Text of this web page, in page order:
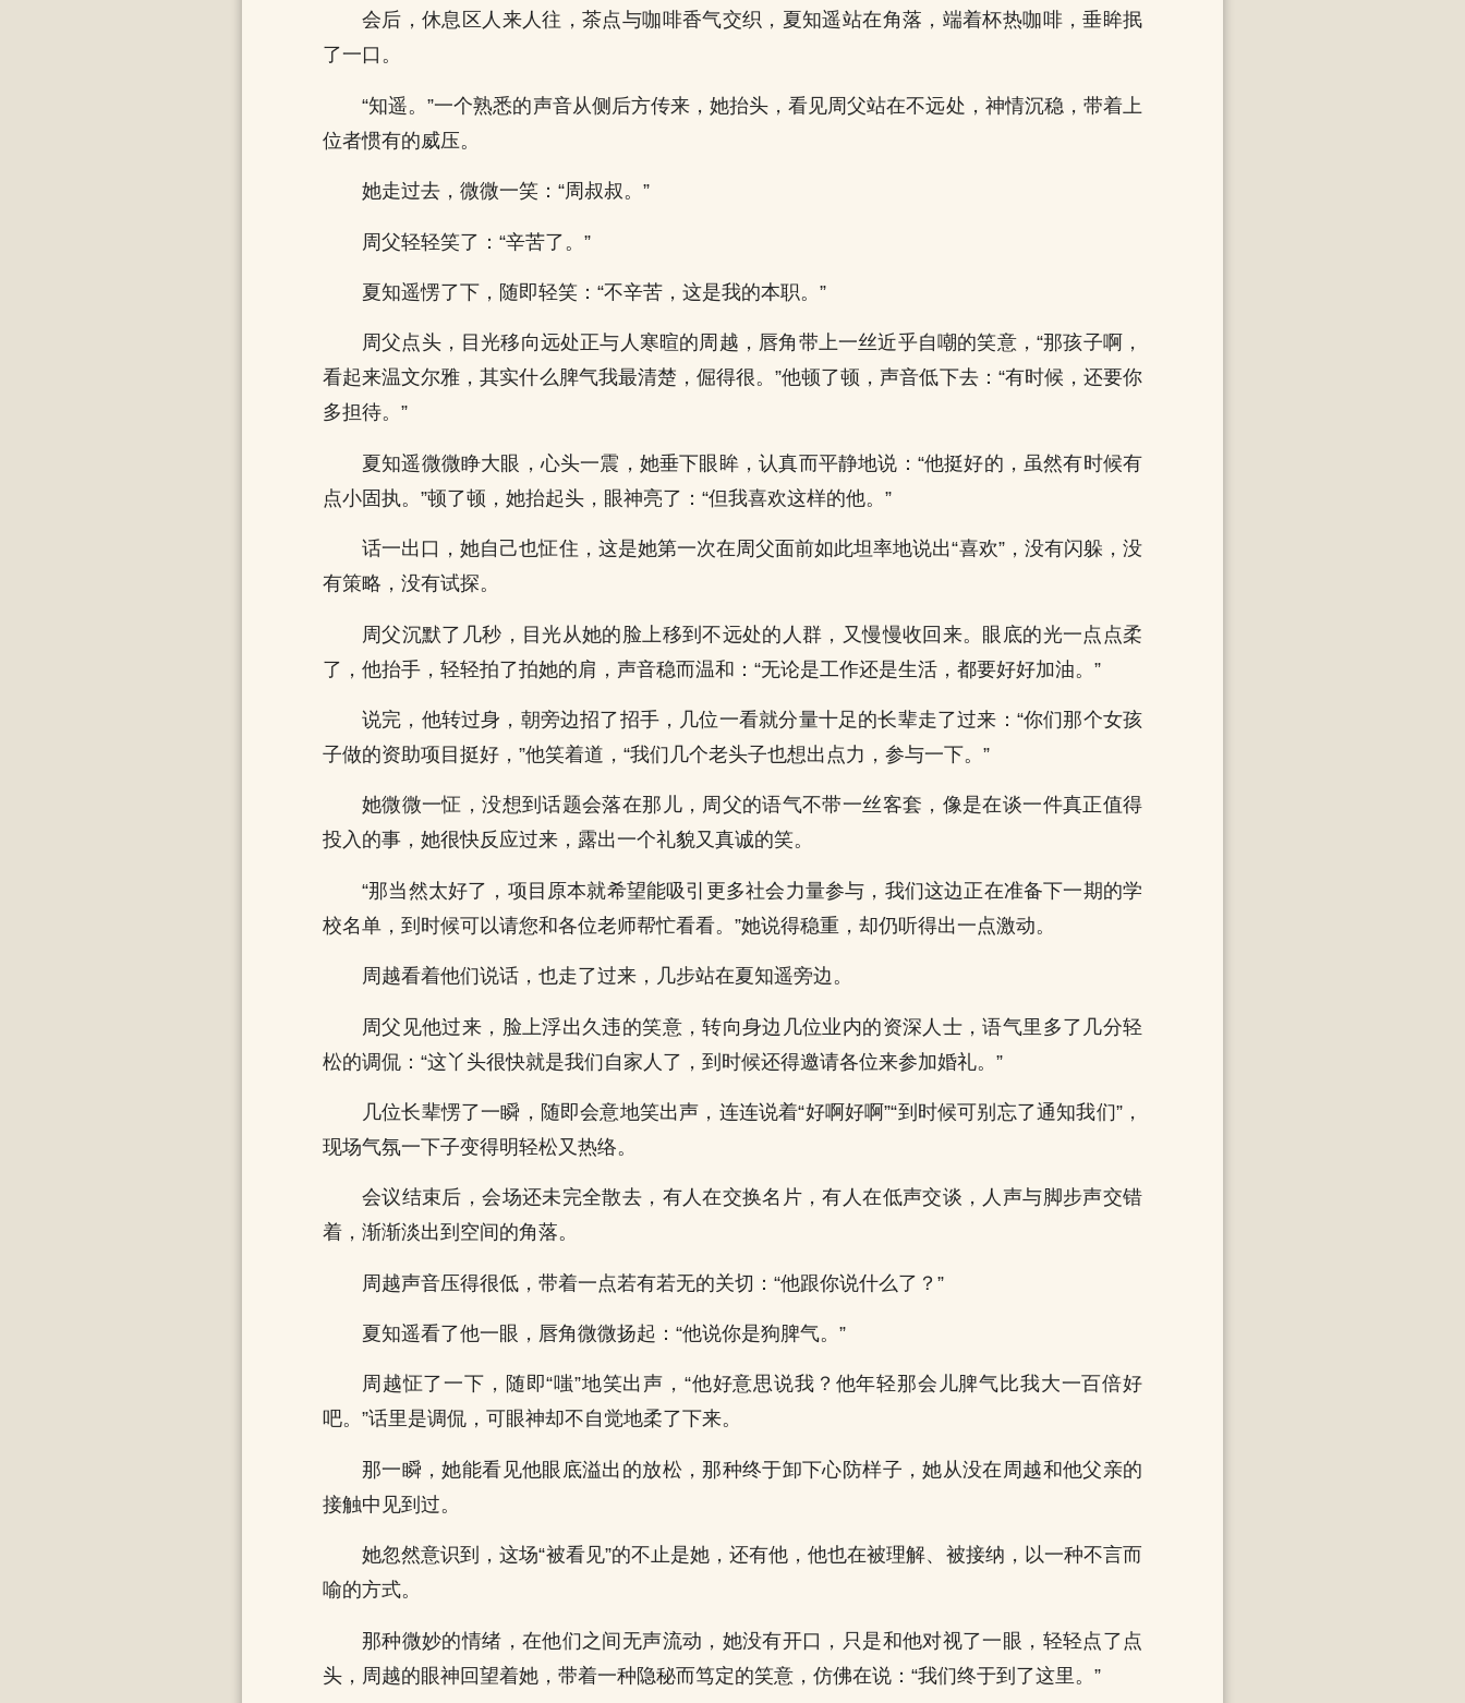
会后，休息区人来人往，茶点与咖啡香气交织，夏知遥站在角落，端着杯热咖啡，垂眸抿
了一口。
“知遥。”一个熟悉的声音从侧后方传来，她抬头，看见周父站在不远处，神情沉稳，带着上
位者惯有的威压。
她走过去，微微一笑：“周叔叔。”
周父轻轻笑了：“辛苦了。”
夏知遥愣了下，随即轻笑：“不辛苦，这是我的本职。”
周父点头，目光移向远处正与人寒暄的周越，唇角带上一丝近乎自嘲的笑意，“那孩子啊，
看起来温文尔雅，其实什么脾气我最清楚，倔得很。”他顿了顿，声音低下去：“有时候，还要你
多担待。”
夏知遥微微睁大眼，心头一震，她垂下眼眸，认真而平静地说：“他挺好的，虽然有时候有
点小固执。”顿了顿，她抬起头，眼神亮了：“但我喜欢这样的他。”
话一出口，她自己也怔住，这是她第一次在周父面前如此坦率地说出“喜欢”，没有闪躲，没
有策略，没有试探。
周父沉默了几秒，目光从她的脸上移到不远处的人群，又慢慢收回来。眼底的光一点点柔
了，他抬手，轻轻拍了拍她的肩，声音稳而温和：“无论是工作还是生活，都要好好加油。”
说完，他转过身，朝旁边招了招手，几位一看就分量十足的长辈走了过来：“你们那个女孩
子做的资助项目挺好，”他笑着道，“我们几个老头子也想出点力，参与一下。”
她微微一怔，没想到话题会落在那儿，周父的语气不带一丝客套，像是在谈一件真正值得
投入的事，她很快反应过来，露出一个礼貌又真诚的笑。
“那当然太好了，项目原本就希望能吸引更多社会力量参与，我们这边正在准备下一期的学
校名单，到时候可以请您和各位老师帮忙看看。”她说得稳重，却仍听得出一点激动。
周越看着他们说话，也走了过来，几步站在夏知遥旁边。
周父见他过来，脸上浮出久违的笑意，转向身边几位业内的资深人士，语气里多了几分轻
松的调侃：“这丫头很快就是我们自家人了，到时候还得邀请各位来参加婚礼。”
几位长辈愣了一瞬，随即会意地笑出声，连连说着“好啊好啊”“到时候可别忘了通知我们”，
现场气氛一下子变得明轻松又热络。
会议结束后，会场还未完全散去，有人在交换名片，有人在低声交谈，人声与脚步声交错
着，渐渐淡出到空间的角落。
周越声音压得很低，带着一点若有若无的关切：“他跟你说什么了？”
夏知遥看了他一眼，唇角微微扬起：“他说你是狗脾气。”
周越怔了一下，随即“嗤”地笑出声，“他好意思说我？他年轻那会儿脾气比我大一百倍好
吧。”话里是调侃，可眼神却不自觉地柔了下来。
那一瞬，她能看见他眼底溢出的放松，那种终于卸下心防样子，她从没在周越和他父亲的
接触中见到过。
她忽然意识到，这场“被看见”的不止是她，还有他，他也在被理解、被接纳，以一种不言而
喻的方式。
那种微妙的情绪，在他们之间无声流动，她没有开口，只是和他对视了一眼，轻轻点了点
头，周越的眼神回望着她，带着一种隐秘而笃定的笑意，仿佛在说：“我们终于到了这里。”